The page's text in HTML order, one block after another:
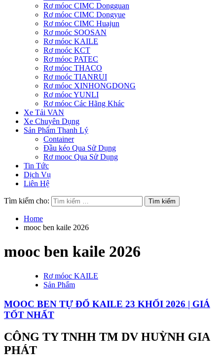
Rơ móoc CIMC Dongguan
Rơ móoc CIMC Dongyue
Rơ móoc CIMC Huajun
Rơ moóc SOOSAN
Rơ móoc KAILE
Rơ moóc KCT
Rơ móoc PATEC
Rơ móoc THACO
Rơ moóc TIANRUI
Rơ móoc XINHONGDONG
Rơ móoc YUNLI
Rơ móoc Các Hãng Khác
Xe Tải VAN
Xe Chuyên Dụng
Sản Phẩm Thanh Lý
Container
Đầu kéo Qua Sử Dụng
Rơ mooc Qua Sử Dụng
Tin Tức
Dịch Vụ
Liên Hệ
Tìm kiếm cho:
Home
mooc ben kaile 2026
mooc ben kaile 2026
Rơ móoc KAILE
Sản Phẩm
MOOC BEN TỰ ĐỔ KAILE 23 KHỐI 2026 | GIÁ
TỐT NHẤT
CÔNG TY TNHH TM DV HUỲNH GIA
PHÁT